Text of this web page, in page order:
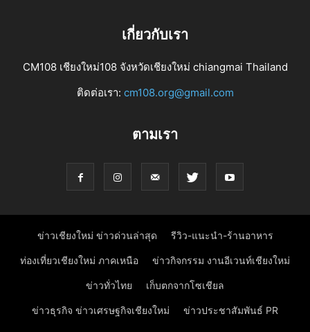
เกี่ยวกับเรา
CM108 เชียงใหม่108 จังหวัดเชียงใหม่ chiangmai Thailand
ติดต่อเรา: cm108.org@gmail.com
ตามเรา
ข่าวเชียงใหม่ ข่าวด่วนล่าสุด รีวิว-แนะนำ-ร้านอาหาร
ท่องเที่ยวเชียงใหม่ ภาคเหนือ ข่าวกิจกรรม งานอีเวนท์เชียงใหม่
ข่าวทั่วไทย เก็บตกจากโซเชียล
ข่าวธุรกิจ ข่าวเศรษฐกิจเชียงใหม่ ข่าวประชาสัมพันธ์ PR